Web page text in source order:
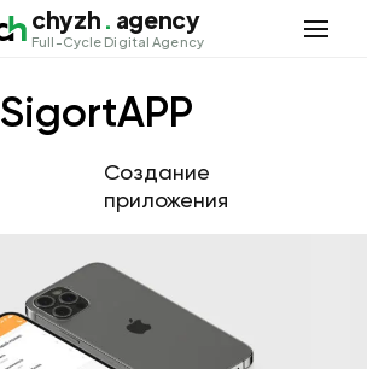
chyzh . agency
Full-Cycle Digital Agency
SigortAPP
Создание
приложения